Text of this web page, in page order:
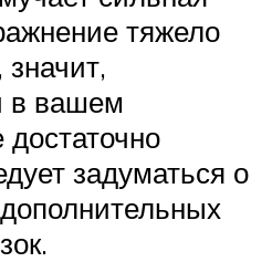
тяжело
значит,
в вашем
достаточно
задуматься о